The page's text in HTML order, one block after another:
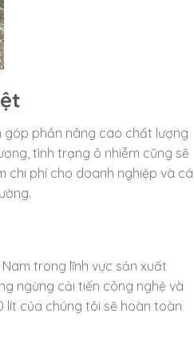
góp phần nâng cao chất lượng
tình trạng ô nhiễm cũng sẽ
chi phí cho doanh nghiệp và cá
trong lĩnh vực sản xuất
ngừng cải tiến công nghệ và
lít của chúng tôi sẽ hoàn toàn